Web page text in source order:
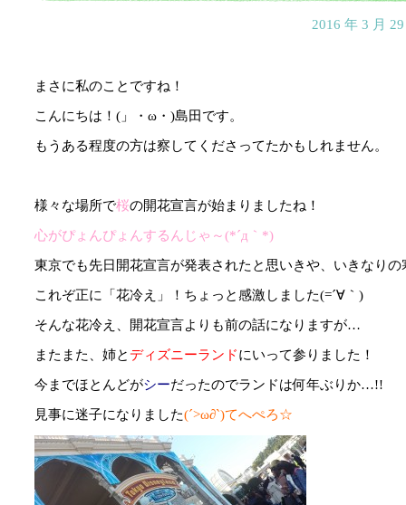
2016 年 3 月
まさに私のことですね！
こんにちは！(」・ω・)島田です。
もうある程度の方は察してくださってたかもしれません。
様々な場所で桜の開花宣言が始まりましたね！
心がぴょんぴょんするんじゃ～(*´д｀*)
東京でも先日開花宣言が発表されたと思いきや、いきなり
これぞ正に「花冷え」！ちょっと感激しました(=´∀｀)
そんな花冷え、開花宣言よりも前の話になりますが…
またまた、姉と ディズニーランドにいって参りました！
今までほとんどがシーだったのでランドは何年ぶりか…!!
見事に迷子になりました(´>ω∂`)てへぺろ☆